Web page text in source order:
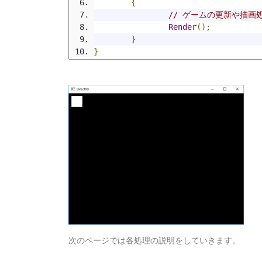
{
// ゲームの更新や描画
Render();
}
}
次のページでは各処理の説明をしていきます。